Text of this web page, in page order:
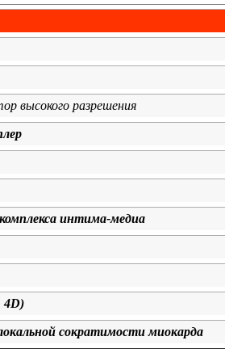
высокого разрешения
интима-медиа
4D)
сократимости миокарда